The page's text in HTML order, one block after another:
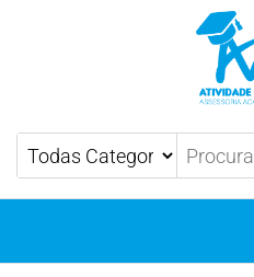
Atividade Mapa